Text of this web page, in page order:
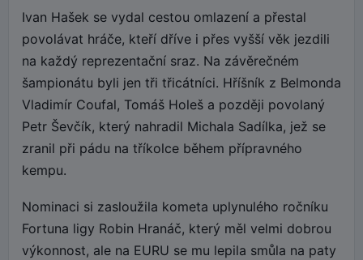
Ivan Hašek se vydal cestou omlazení a přestal
povolávat hráče, kteří dříve i přes vyšší věk jezdili
na každý reprezentační sraz. Na závěrečném
šampionátu byli jen tři třicátníci. Hříšník z Belmonda
Vladimír Coufal, Tomáš Holeš a později povolaný
Petr Ševčík, který nahradil Michala Sadílka, jež se
zranil při pádu na tříkolce během přípravného
kempu.
Nominaci si zasloužila kometa uplynulého ročníku
Fortuna ligy Robin Hranáč, který měl velmi dobrou
výkonnost, ale na EURU se mu lepila smůla na paty